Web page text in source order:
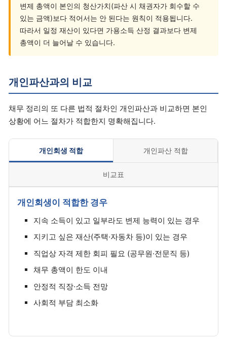
변제 총액이 본인의 청산가치(파산 시 채권자가 회수할 수
있는 금액)보다 적어서는 안 된다는 원칙이 적용됩니다.
따라서 일정 재산이 있다면 가용소득 산정 결과보다 변제
총액이 더 늘어날 수 있습니다.
개인파산과의 비교
채무 정리의 또 다른 법적 절차인 개인파산과 비교하면 본인
상황에 어느 절차가 적합한지 명확해집니다.
개인회생 적합 개인파산 적합
비교표
개인회생이 적합한 경우
지속 소득이 있고 일부라도 변제 능력이 있는 경우
지키고 싶은 재산(주택·자동차 등)이 있는 경우
직업상 자격 제한 회피 필요 (공무원·전문직 등)
채무 총액이 한도 이내
안정적 직장·소득 전망
사회적 부담 최소화